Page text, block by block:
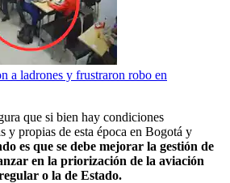
a ladrones y frustraron robo en
que si bien hay condiciones
y propias de esta época en Bogotá y
es que se debe mejorar la gestión de
en la priorización de la aviación
o la de Estado.